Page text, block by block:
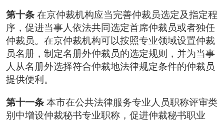
第十条 在京仲裁机构应当完善仲裁员选定及指定程
序，促进当事人依法共同选定首席仲裁员或者独任
仲裁员。在京仲裁机构可以按照专业领域设置仲裁
员名册，制定名册外仲裁员的选定规则，并为当事
人从名册外选择符合仲裁地法律规定条件的仲裁员
提供便利。
第十一条本市在公共法律服务专业人员职称评审类
别中增设仲裁秘书专业职称，促进仲裁秘书职业